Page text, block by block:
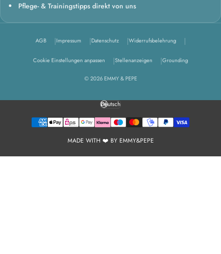
Pflege- & Trainingstipps direkt von uns
AGB Impressum Datenschutz Widerrufsbelehrung
Cookie Einstellungen anpassen Stellenanzeigen Grounding
© 2026 EMMY & PEPE
MADE WITH ❤️ BY EMMY&PEPE
Sprache
Deutsch